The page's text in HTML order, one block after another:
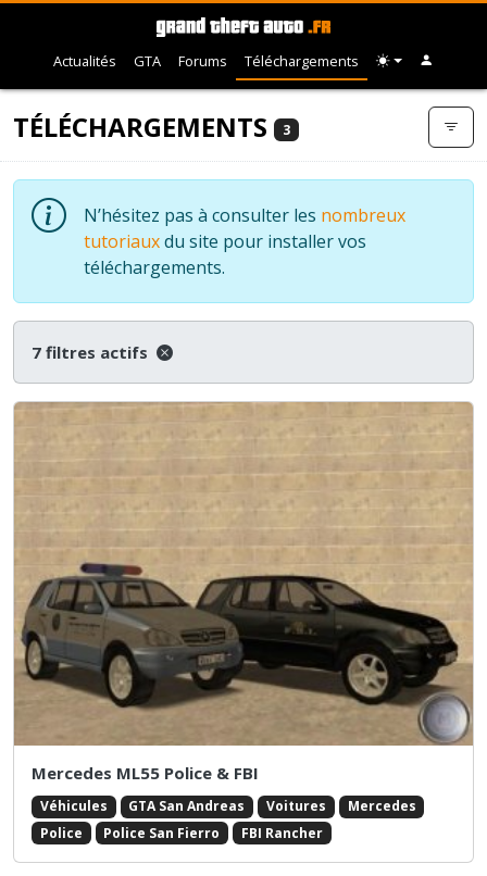
Actualités GTA Forums Téléchargements
TÉLÉCHARGEMENTS 3
N’hésitez pas à consulter les nombreux
tutoriauxdu site pour installer vos
téléchargements.
7 filtres actifs
Mercedes ML55 Police & FBI
Véhicules GTA San Andreas Voitures
Mercedes
Police
Police San Fierro FBI Rancher